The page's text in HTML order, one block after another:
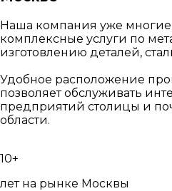
Наша компания уже многие
комплексные услуги по
изготовлению деталей,
Удобное расположение
позволяет обслуживать
предприятий столицы и
области.
10+
лет на рынке Москвы